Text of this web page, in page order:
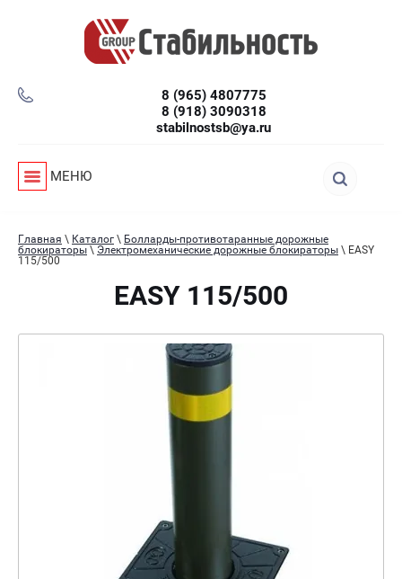
8 (965) 4807775
8 (918) 3090318
stabilnostsb@ya.ru
МЕНЮ
Главная \ Каталог \ Болларды-противотаранные дорожные
блокираторы \ Электромеханические дорожные блокираторы \ EASY
115/500
EASY 115/500